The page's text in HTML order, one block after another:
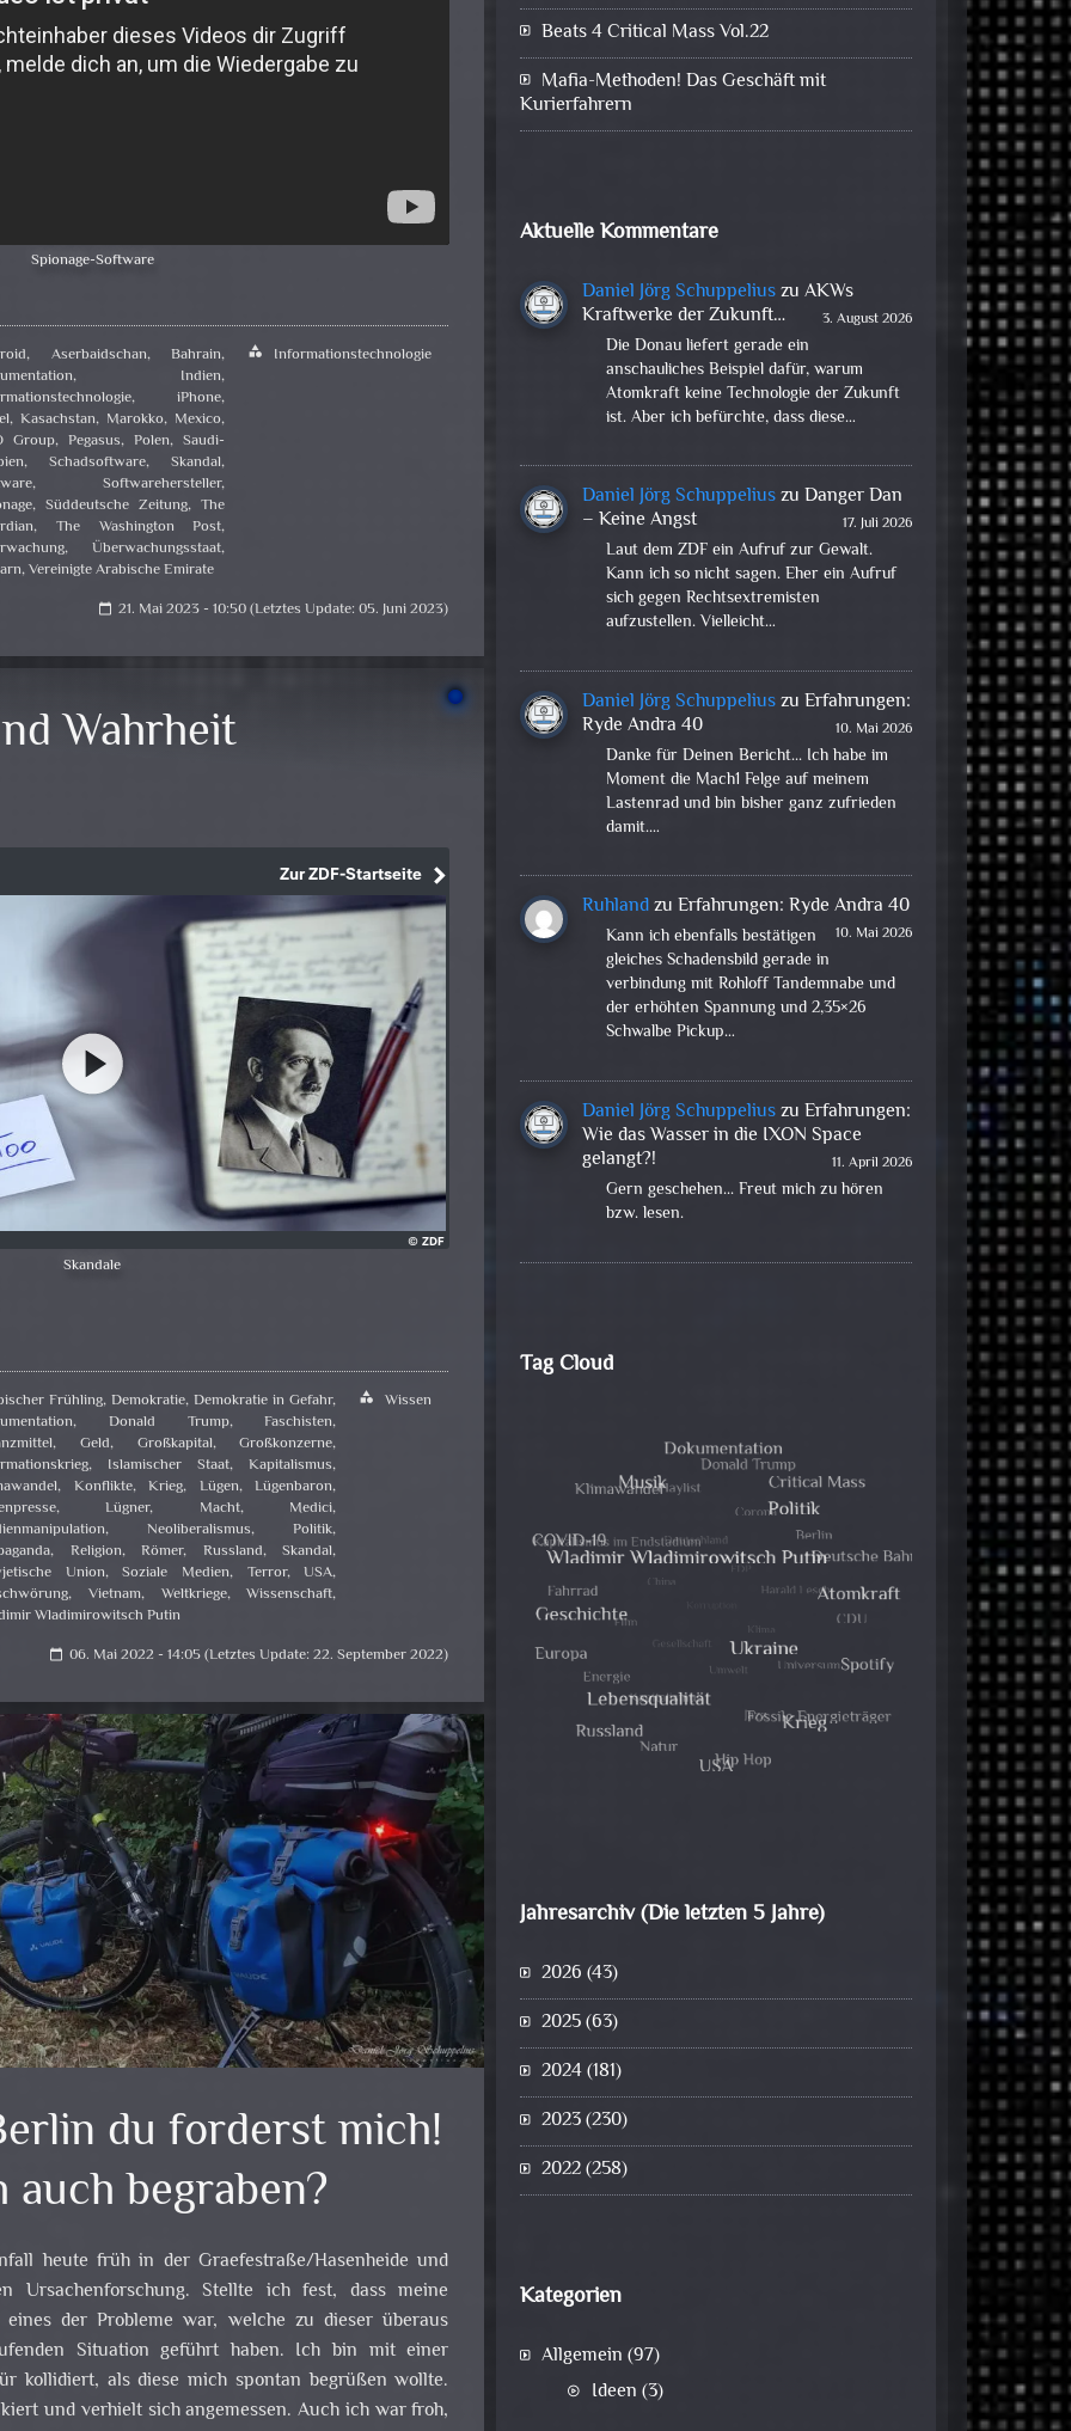
Spionage-Software
, Aserbaidschan,Bahrain,
, Indien,
,iPhone,
,Kasachstan, Marokko, Mexico,
Group,Pegasus,Polen,Saudi-
,Schadsoftware,Skandal,
,Softwarehersteller,
,Süddeutsche Zeitung,The
, The Washington Post,
,Überwachungsstaat,
,Vereinigte Arabische Emirate
category Informationstechnologie
calendar_today 21. Mai 2023 - 10:50 (Letztes Update: 05. Juni 2023)
Wahrheit
Skandale
Frühling,Demokratie,Demokratie in Gefahr,
, Donald Trump,Faschisten,
, Geld, Großkapital,Großkonzerne,
, Islamischer Staat,Kapitalismus,
, Konflikte,Krieg, Lügen,Lügenbaron,
,Lügner, Macht, Medici,
,Neoliberalismus,Politik,
, Religion,Römer, Russland,Skandal,
Union,Soziale Medien, Terror,USA,
, Vietnam, Weltkriege,Wissenschaft,
Wladimirowitsch Putin
category Wissen
calendar_today 06. Mai 2022 - 14:05 (Letztes Update: 22. September 2022)
du forderst mich!
begraben?
heute früh in der Graefestraße/Hasenheide und
Ursachenforschung. Stellte ich fest, dass meine
eines der Probleme war, welche zu dieser überaus
Situation geführt haben. Ich bin mit einer
kollidiert, als diese mich spontan begrüßen wollte.
und verhielt sich angemessen. Auch ich war froh,
Beats 4 Critical Mass Vol.22
Mafia-Methoden! Das Geschäft mit
Kurierfahrern
Aktuelle Kommentare
Daniel Jörg SchuppeliuszuAKWs
Kraftwerke der Zukunft…
3. August 2026
Die Donau liefert gerade ein
anschauliches Beispiel dafür, warum
Atomkraft keine Technologie der Zukunft
ist. Aber ich befürchte, dass diese…
Daniel Jörg SchuppeliuszuDanger Dan
– Keine Angst
17. Juli 2026
Laut dem ZDF ein Aufruf zur Gewalt.
Kann ich so nicht sagen. Eher ein Aufruf
sich gegen Rechtsextremisten
aufzustellen. Vielleicht…
Daniel Jörg SchuppeliuszuErfahrungen:
Ryde Andra 40
10. Mai 2026
Danke für Deinen Bericht... Ich habe im
Moment die Mach1 Felge auf meinem
Lastenrad und bin bisher ganz zufrieden
damit.…
RuhlandzuErfahrungen: Ryde Andra 40
10. Mai 2026
Kann ich ebenfalls bestätigen
gleiches Schadensbild gerade in
verbindung mit Rohloff Tandemnabe und
der erhöhten Spannung und 2,35×26
Schwalbe Pickup…
Daniel Jörg SchuppeliuszuErfahrungen:
Wie das Wasser in die IXON Space
gelangt?!
11. April 2026
Gern geschehen... Freut mich zu hören
bzw. lesen.
Tag Cloud
Jahresarchiv (Die letzten 5 Jahre)
2026 (43)
2025(63)
2024(181)
2023(230)
2022(258)
Kategorien
Allgemein (97)
Ideen (3)